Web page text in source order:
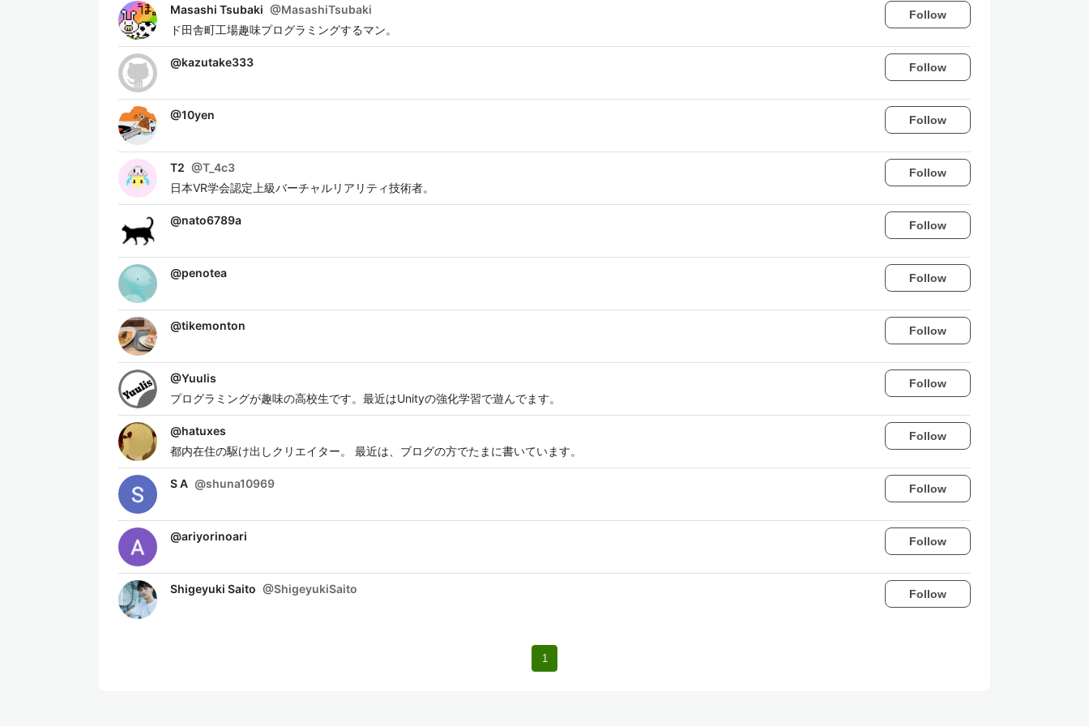
Masashi Tsubaki @MasashiTsubaki
ド田舎町工場趣味プログラミングするマン。
Follow
@kazutake333 Follow
@10yen Follow
T2 @T_4c3
日本VR学会認定上級バーチャルリアリティ技術者。
Follow
@nato6789a Follow
@penotea Follow
@tikemonton Follow
@Yuulis
プログラミングが趣味の高校生です。最近はUnityの強化学習で遊んでます。
Follow
@hatuxes
都内在住の駆け出しクリエイター。 最近は、ブログの方でたまに書いています。
Follow
S A @shuna10969 Follow
@ariyorinoari Follow
Shigeyuki Saito @ShigeyukiSaito Follow
1